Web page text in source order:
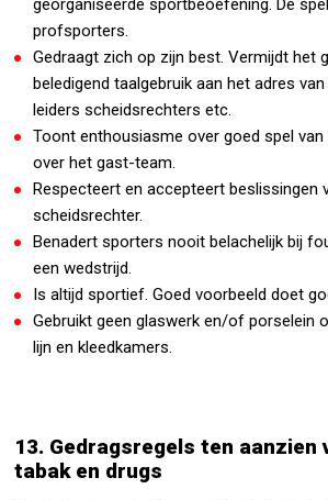
georganiseerde sportbeoefening. De
profsporters.
Gedraagt zich op zijn best. Vermijdt het
beledigend taalgebruik aan het adres
leiders scheidsrechters etc.
Toont enthousiasme over goed spel van
over het gast-team.
Respecteert en accepteert beslissingen
scheidsrechter.
Benadert sporters nooit belachelijk bij
een wedstrijd.
Is altijd sportief. Goed voorbeeld doet
Gebruikt geen glaswerk en/of porselein
lijn en kleedkamers.
13. Gedragsregels ten aanzien
tabak en drugs